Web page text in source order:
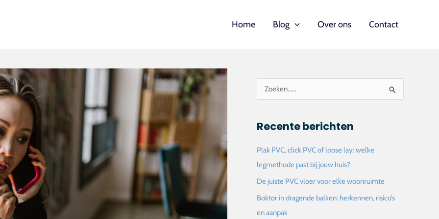
Home Blog Over ons Contact
e
n
a
a
r
Recente berichten
Plak PVC, click PVC of loose lay: welke
legmethode past bij jouw huis?
De juiste PVC vloer voor elke woonruimte
Boktor in dragende balken: herkennen, risico’s
en aanpak